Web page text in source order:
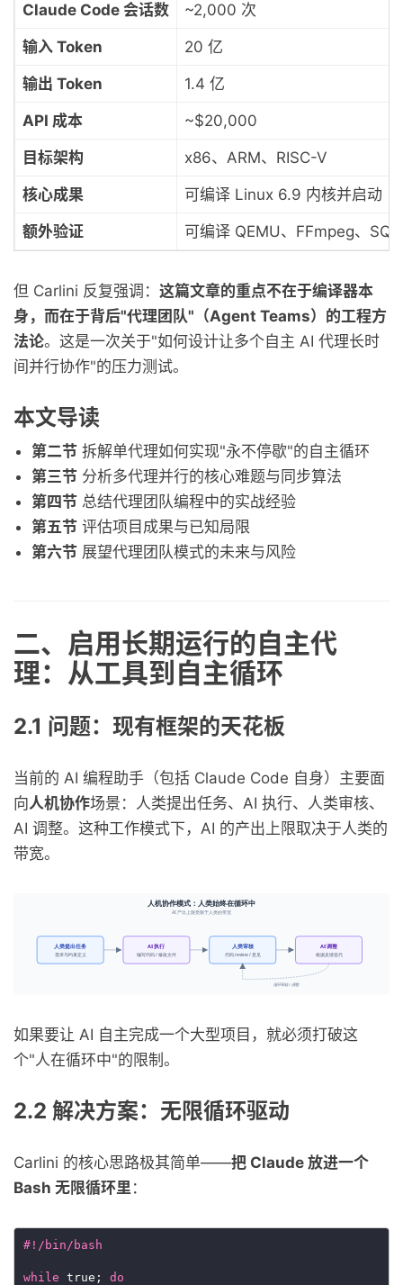
Claude Code 会话数 ~2,000 次
输入 Token 20 亿
输出 Token 1.4 亿
API 成本 ~$20,000
目标架构 x86、ARM、RISC-V
核心成果 可编译 Linux 6.9 内核并启动
额外验证 可编译 QEMU、FFmpeg、
但 Carlini 反复强调： 这篇文章的重点不在于编译器本
身，而在于背后"代理团队"（Agent Teams）的工程方
法论。这是一次关于"如何设计让多个自主 AI 代理长时
间并行协作"的压力测试。
本文导读
第二节 拆解单代理如何实现"永不停歇"的自主循环
第三节 分析多代理并行的核心难题与同步算法
第四节 总结代理团队编程中的实战经验
第五节 评估项目成果与已知局限
第六节 展望代理团队模式的未来与风险
二、启用长期运行的自主代
理：从工具到自主循环
2.1 问题：现有框架的天花板
当前的 AI 编程助手（包括 Claude Code 自身）主要面
向人机协作场景：人类提出任务、AI 执行、人类审核、
AI 调整。这种工作模式下，AI 的产出上限取决于人类的
带宽。
如果要让 AI 自主完成一个大型项目，就必须打破这
个"人在循环中"的限制。
2.2 解决方案：无限循环驱动
Carlini 的核心思路极其简单——把 Claude 放进一个
Bash 无限循环里：
while true; do